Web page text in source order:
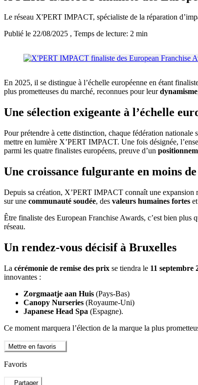
Le réseau X'PERT IMPACT, spécialiste de la réparation
Publié le 22/08/2025 , Temps de lecture: 2 min
En 2025, il se distingue à l’échelle européenne en étant
plus prometteuses du marché, reconnues pour leurdynamisme
Une sélection exigeante à l’échelle
Pour prétendre à cette distinction, chaque fédération nationale
mettre en lumière X’PERT IMPACT. Une fois désignée,
parmi les quatre finalistes européens, preuve d’un
Une croissance fulgurante en moins
Depuis sa création, X’PERT IMPACT connaît une expansion
sur une communauté soudée, des valeurs humaines fortes
Être finaliste des European Franchise Awards, c’est bien
réseau.
Un rendez-vous décisif à Bruxelles
La cérémonie de remise des prix se tiendra le 11 septembre
innovantes :
Zorgmaatje aan Huis (Pays-Bas)
Canopy Nurseries (Royaume-Uni)
Japanese Head Spa (Espagne).
Ce moment marquera l’élection de la marque la plus
Mettre en favoris
Favoris
Partager